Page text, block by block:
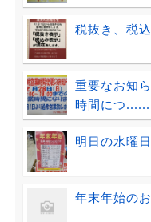
税抜き、税
重要なお知
時間につ......
明日の水曜
年末年始の